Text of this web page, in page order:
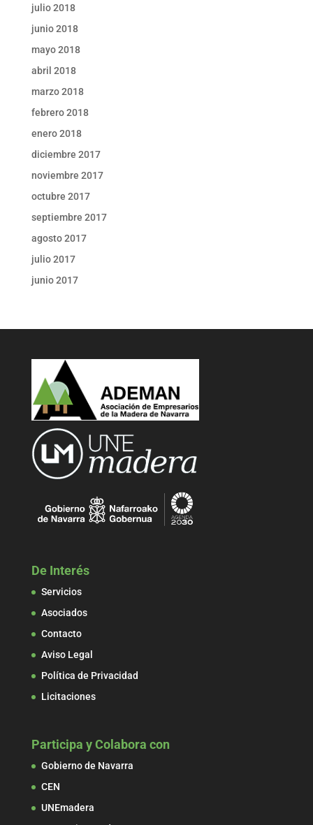
julio 2018
junio 2018
mayo 2018
abril 2018
marzo 2018
febrero 2018
enero 2018
diciembre 2017
noviembre 2017
octubre 2017
septiembre 2017
agosto 2017
julio 2017
junio 2017
De Interés
Servicios
Asociados
Contacto
Aviso Legal
Política de Privacidad
Licitaciones
Participa y Colabora con
Gobierno de Navarra
CEN
UNEmadera